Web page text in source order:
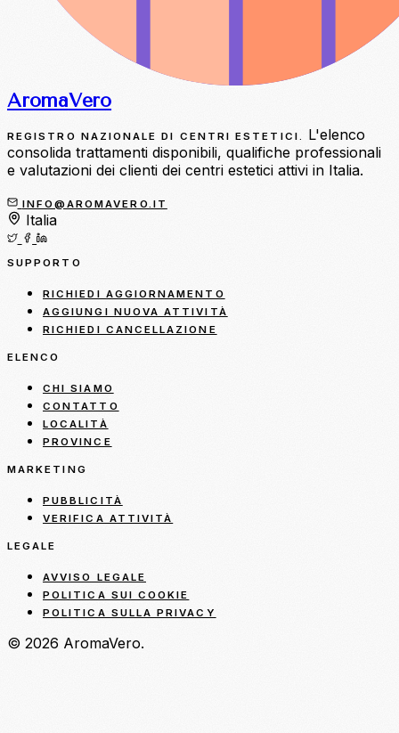
AromaVero
REGISTRO NAZIONALE DI CENTRI ESTETICI.
L'elenco
consolida trattamenti disponibili, qualifiche professionali
e valutazioni dei clienti dei centri estetici attivi in Italia.
INFO@AROMAVERO.IT
Italia
SUPPORTO
RICHIEDI AGGIORNAMENTO
AGGIUNGI NUOVA ATTIVITÀ
RICHIEDI CANCELLAZIONE
ELENCO
CHI SIAMO
CONTATTO
LOCALITÀ
PROVINCE
MARKETING
PUBBLICITÀ
VERIFICA ATTIVITÀ
LEGALE
AVVISO LEGALE
POLITICA SUI COOKIE
POLITICA SULLA PRIVACY
© 2026 AromaVero.